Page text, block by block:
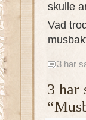
skulle
Vad
3 har
3 har